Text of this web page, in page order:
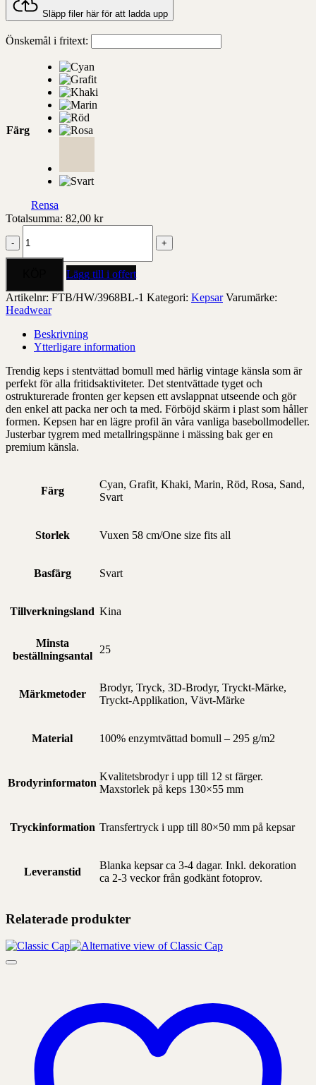
Släpp filer här för att ladda upp
Önskemål i fritext:
Färg
Rensa
Totalsumma: 82,00 kr
dad
cap
Lägg till i offert
Artikelnr: FTB/HW/3968BL-1 Kategori: Kepsar Varumärke:
Headwear
Beskrivning
Ytterligare information
Trendig keps i stentvättad bomull med härlig vintage känsla som är
perfekt för alla fritidsaktiviteter. Det stentvättade tyget och
ostrukturerade fronten ger kepsen ett avslappnat utseende och gör
den enkel att packa ner och ta med. Förböjd skärm i plast som håller
formen. Kepsen har en lägre profil än våra vanliga basebollmodeller.
Justerbar tygrem med metallringspänne i mässing bak ger en
premium känsla.
Färg
Cyan, Grafit, Khaki, Marin, Röd, Rosa, Sand,
Svart
Storlek Vuxen 58 cm/One size fits all
Basfärg Svart
Tillverkningsland Kina
Minsta
beställningsantal
25
Märkmetoder
Brodyr, Tryck, 3D-Brodyr, Tryckt-Märke,
Tryckt-Applikation, Vävt-Märke
Material 100% enzymtvättad bomull – 295 g/m2
Brodyrinformaton
Kvalitetsbrodyr i upp till 12 st färger.
Maxstorlek på keps 130×55 mm
Tryckinformation Transfertryck i upp till 80×50 mm på kepsar
Leveranstid
Blanka kepsar ca 3-4 dagar. Inkl. dekoration
ca 2-3 veckor från godkänt fotoprov.
Relaterade produkter